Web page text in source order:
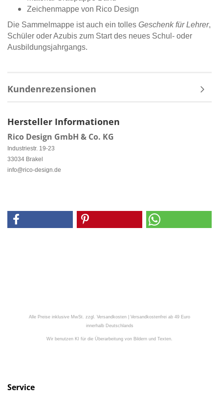
Zeichenmappe von Rico Design
Die Sammelmappe ist auch ein tolles Geschenk für Lehrer,
Schüler oder Azubis zum Start des neues Schul- oder
Ausbildungsjahrgangs.
Kundenrezensionen
Hersteller Informationen
Rico Design GmbH & Co. KG
Industriestr. 19-23
33034 Brakel
info@rico-design.de
Alle Preise inklusive MwSt. zzgl. Versandkosten | Versandkostenfrei ab 49 Euro
innerhalb Deutschlands
Wir benutzen KI für die Überarbeitung von Bildern und Texten.
Service